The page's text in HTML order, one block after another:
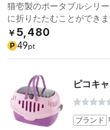
猫壱製のポータブルシリ
に折りたたむことができま
￥ 5,480
P 49pt
ピコキ
ブランド